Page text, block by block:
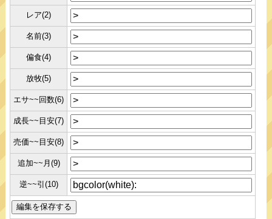
レア(2)
名前(3)
偏食(4)
放牧(5)
エサ~~回数(6)
成長~~目安(7)
売価~~目安(8)
追加~~月(9)
逆~~引(10)